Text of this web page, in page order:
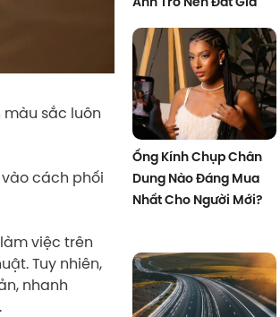
sắc luôn
cách phối
việc trên
Tuy nhiên,
nhanh
Ống Kính Chụp Chân
Dung Nào Đáng Mua
Nhất Cho Người Mới?